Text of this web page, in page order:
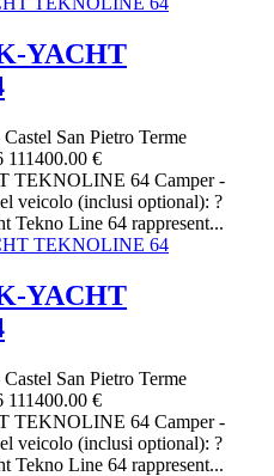
YACHT
Castel San Pietro Terme
111400.00 €
64 Camper -
veicolo (inclusi optional): ?
Tekno Line 64 rappresent...
YACHT
Castel San Pietro Terme
111400.00 €
64 Camper -
veicolo (inclusi optional): ?
Tekno Line 64 rappresent...